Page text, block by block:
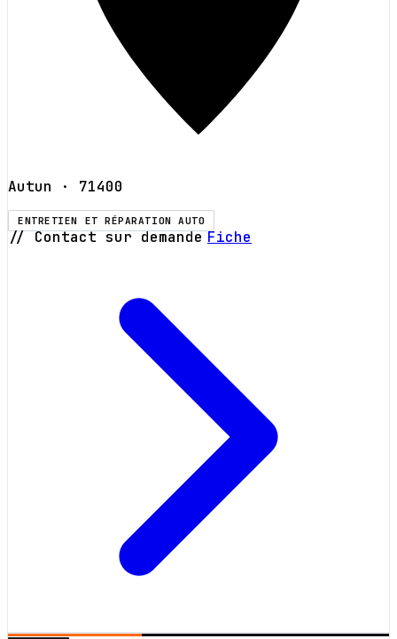
Autun · 71400
ENTRETIEN ET RÉPARATION AUTO
// Contact sur demande Fiche